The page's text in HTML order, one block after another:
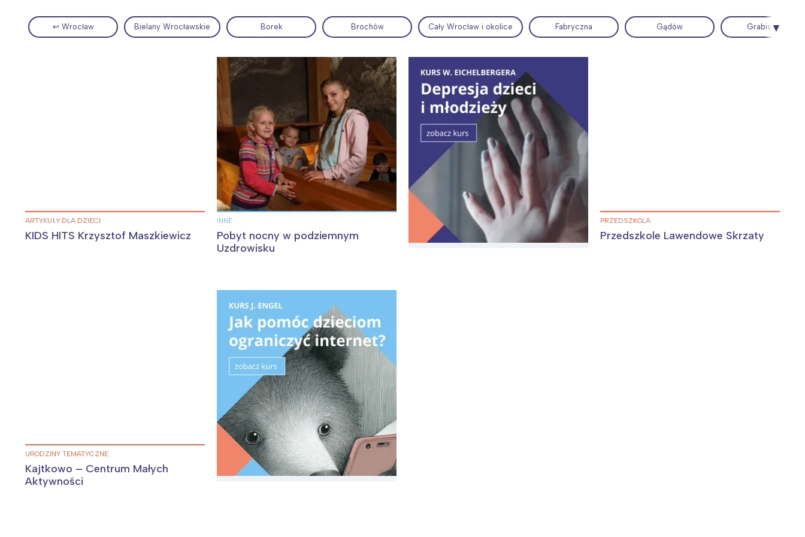
Kwitnąca wiśnia i jej płatki Pszczoła i kwitnący ul
↩ Wrocław Bielany Wrocławskie Borek Brochów Cały Wrocław i okolice Fabryczna Gądów Grabiszyn
ARTYKUŁY DLA DZIECI
KIDS HITS Krzysztof Maszkiewicz
INNE
Pobyt nocny w podziemnym
Uzdrowisku
PRZEDSZKOLA
Przedszkole Lawendowe Skrzaty
URODZINY TEMATYCZNE
Kajtkowo – Centrum Małych
Aktywności
Interesują mnie wydarzenia z tego regionu:
Warszawa
Łódź
Trójmiasto
Wrocław
Śląsk
Kraków
Wybieram